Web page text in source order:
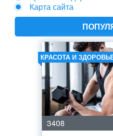
Карта сайта
КРАСОТА И
3408